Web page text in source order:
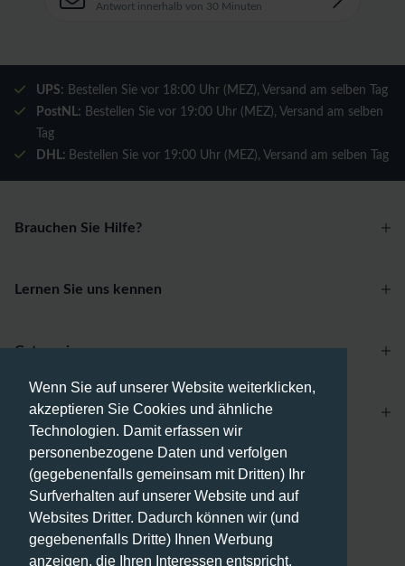
Wenn Sie auf unserer Website weiterklicken,
akzeptieren Sie Cookies und ähnliche
Technologien. Damit erfassen wir
personenbezogene Daten und verfolgen
(gegebenenfalls gemeinsam mit Dritten) Ihr
Surfverhalten auf unserer Website und auf
Websites Dritter. Dadurch können wir (und
gegebenenfalls Dritte) Ihnen Werbung
anzeigen, die Ihren Interessen entspricht,
Antwort innerhalb von 30 Minuten
UPS: Bestellen Sie vor 18:00 Uhr (MEZ), Versand am selben Tag
PostNL: Bestellen Sie vor 19:00 Uhr (MEZ), Versand am selben
Tag
DHL: Bestellen Sie vor 19:00 Uhr (MEZ), Versand am selben Tag
Brauchen Sie Hilfe?
Lernen Sie uns kennen
Zahlungsmethoden
Versandmethoden
Categories
Account